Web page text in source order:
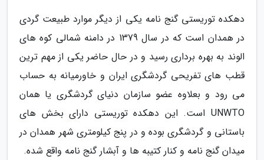
دهکده توریستی گنج نامه یکی از دیگر موارد طبیعت گردی
در همدان است که در سال 1379 در دامنه شمالی کوه های
الوند به بهره برداری رسید و در حال حاضر یکی از مهم ترین
قطب های تفریحی گردشگری ایران و خاورمیانه به حساب
می رود و بعلاوه عضو سازمان دنیای گردشگری یا همان
UNWTO است. این دهکده توریستی دارای بخش های
باستانی و گردشگری بوده و در پنج کیلومتری شهر همدان در
میدان گنج نامه و کنار کتیبه ها و آبشار گنج نامه واقع شده.